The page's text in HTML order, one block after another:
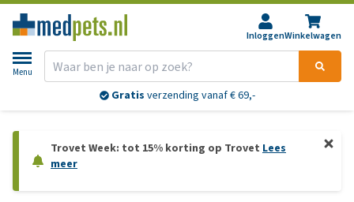
InloggenWinkelwagen
Menu
Gratis verzending vanaf € 69,-
Trovet Week: tot 15% korting op Trovet Lees
meer